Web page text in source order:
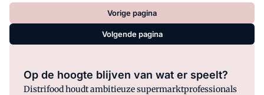
Vorige pagina
Volgende pagina
Op de hoogte blijven van wat er speelt?
Distrifood houdt ambitieuze supermarktprofessionals